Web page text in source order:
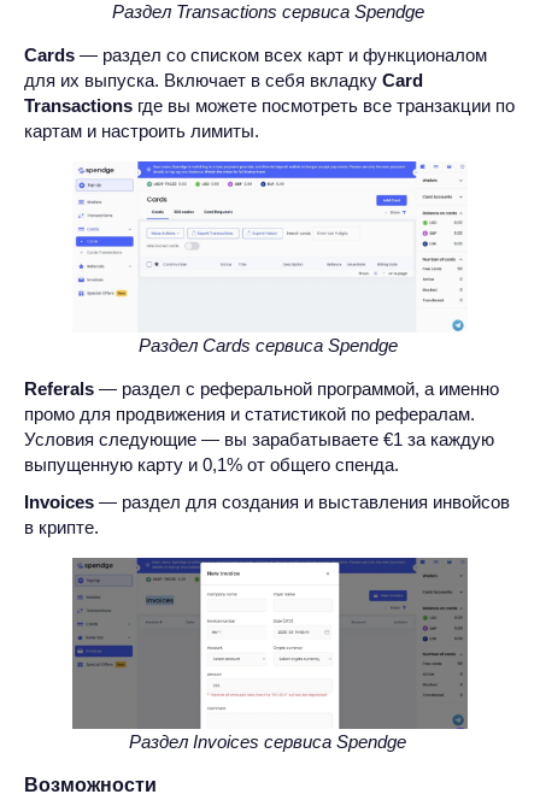
Раздел Transactions сервиса Spendge
Cards — раздел со списком всех карт и функционалом
для их выпуска. Включает в себя вкладку Card
Transactions где вы можете посмотреть все транзакции по
картам и настроить лимиты.
Раздел Cards сервиса Spendge
Referals — раздел с реферальной программой, а именно
промо для продвижения и статистикой по рефералам.
Условия следующие — вы зарабатываете €1 за каждую
выпущенную карту и 0,1% от общего спенда.
Invoices — раздел для создания и выставления инвойсов
в крипте.
Раздел Invoices сервиса Spendge
Возможности